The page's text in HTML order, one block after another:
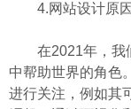
4.网站设计原因
在2021年，我们
中帮助世界的角色
进行关注，例如其